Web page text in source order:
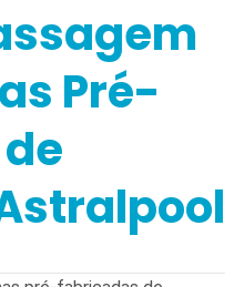
Pré-